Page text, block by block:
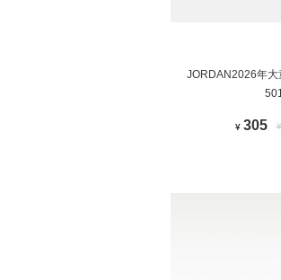
JORDAN2026年
¥ 305